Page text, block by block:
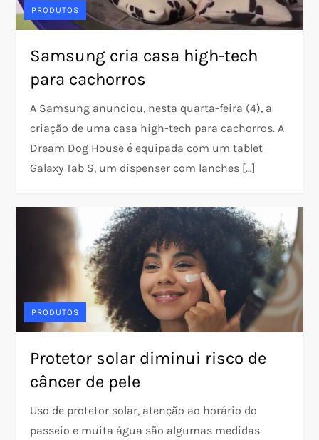
PRODUTOS
Samsung cria casa high-tech
para cachorros
A Samsung anunciou, nesta quarta-feira (4), a
criação de uma casa high-tech para cachorros. A
Dream Dog House é equipada com um tablet
Galaxy Tab S, um dispenser com lanches […]
PRODUTOS
Protetor solar diminui risco de
câncer de pele
Uso de protetor solar, atenção ao horário do
passeio e muita água são algumas medidas